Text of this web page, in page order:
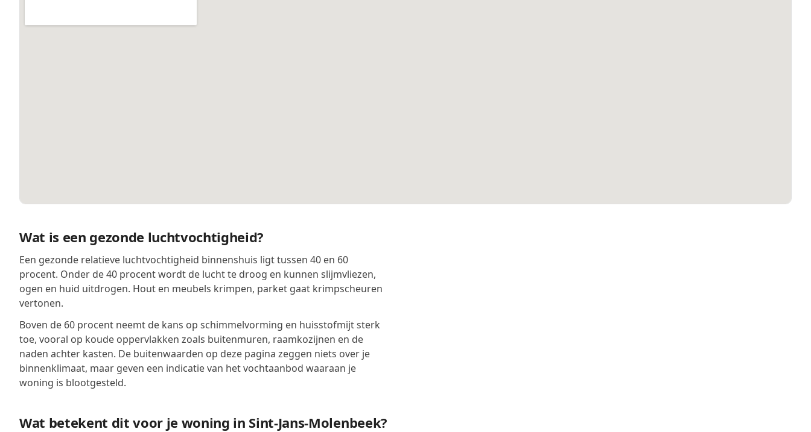
Wat is een gezonde luchtvochtigheid?
Een gezonde relatieve luchtvochtigheid binnenshuis ligt tussen 40 en 60
procent. Onder de 40 procent wordt de lucht te droog en kunnen slijmvliezen,
ogen en huid uitdrogen. Hout en meubels krimpen, parket gaat krimpscheuren
vertonen.
Boven de 60 procent neemt de kans op schimmelvorming en huisstofmijt sterk
toe, vooral op koude oppervlakken zoals buitenmuren, raamkozijnen en de
naden achter kasten. De buitenwaarden op deze pagina zeggen niets over je
binnenklimaat, maar geven een indicatie van het vochtaanbod waaraan je
woning is blootgesteld.
Wat betekent dit voor je woning in Sint-Jans-Molenbeek?